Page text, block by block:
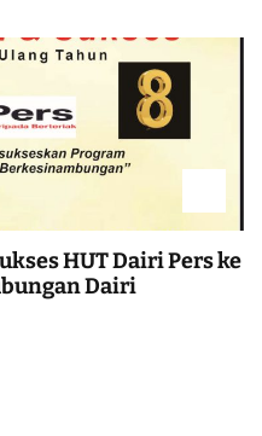
HUT Dairi Pers ke
Dairi